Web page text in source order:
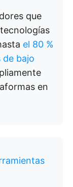
que
el 80 %
de bajo
en